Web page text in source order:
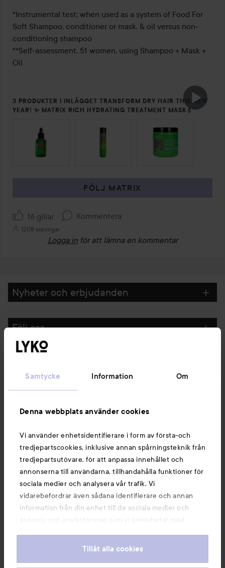
Samtycke Information Om
Denna webbplats använder cookies
Vi använder enhetsidentifierare i form av första-och
tredjepartscookies, inklusive annan spårningsteknik från
tredjepartsutövare, för att anpassa innehållet och
annonserna till användarna, tillhandahålla funktioner för
sociala medier och analysera vår trafik. Vi
vidarebefordrar även sådana identifierare och annan
information från din enhet till de sociala medier och
annons- och analysföretag som vi samarbetar med.
information som du har tillhandahållit eller som de har
Tillåt alla cookies
*Instrumental test: when used as a system of Food For
Soft Shampoo, conditioner or mask, & oil versus non-
conditioning shampoo
**Self-assessment, 51 women, using Shampoo + Mask +
Oil
3 PRODUKTER I INLÄGGET TRANSFORM DRY HAIR THIS NEW
YEAR! ✨ MATRIX RICH HYDRATING TREATMENT MASK💧
HOPPA ÖVER SEKTIONEN
FÖLJ MATRIX
16 gillar Kommentera
1208 visningar
Logga in för att lämna en kommentar
Nyheter och erbjudanden
Följ oss
Du kanske också gillar